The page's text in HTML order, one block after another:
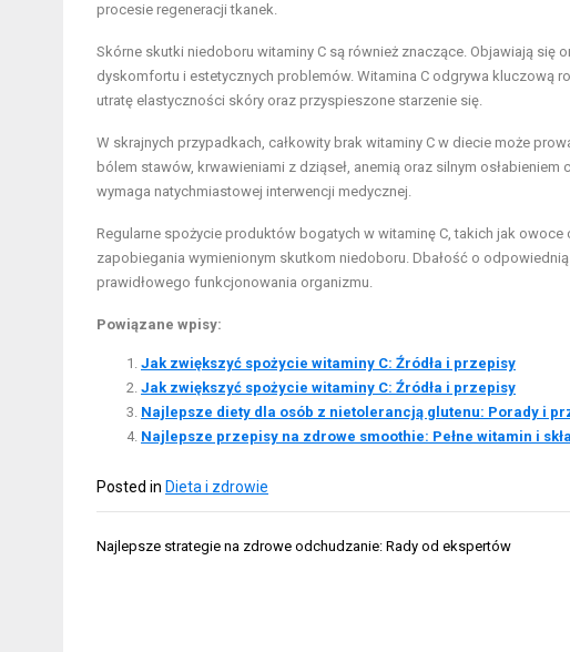
procesie regeneracji tkanek.
Skórne skutki niedoboru witaminy C są również znaczące. Objawiają się
dyskomfortu i estetycznych problemów. Witamina C odgrywa
utratę elastyczności skóry oraz przyspieszone starzenie się.
W skrajnych przypadkach, całkowity brak witaminy C w diecie może
bólem stawów, krwawieniami z dziąseł, anemią oraz silnym
wymaga natychmiastowej interwencji medycznej.
Regularne spożycie produktów bogatych w witaminę C, takich jak
zapobiegania wymienionym skutkom niedoboru. Dbałość o
prawidłowego funkcjonowania organizmu.
Powiązane wpisy:
Jak zwiększyć spożycie witaminy C: Źródła i przepisy
Jak zwiększyć spożycie witaminy C: Źródła i przepisy
Najlepsze diety dla osób z nietolerancją glutenu: Porady i
Najlepsze przepisy na zdrowe smoothie: Pełne witamin i
Posted in Dieta i zdrowie
Nawigacja
Najlepsze strategie na zdrowe odchudzanie: Rady od ekspertów